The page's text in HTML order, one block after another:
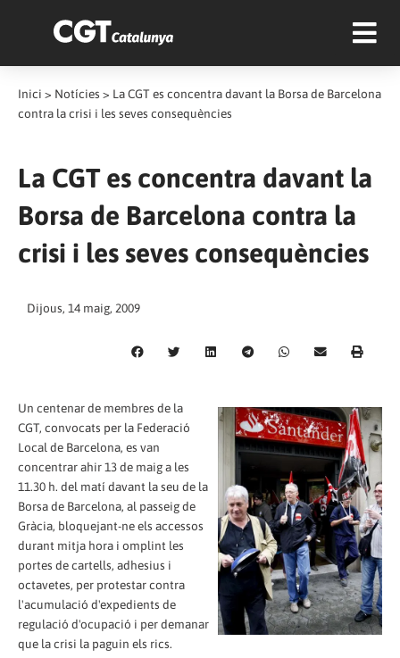
Inici > Notícies > La CGT es concentra davant la Borsa de Barcelona
contra la crisi i les seves consequències
La CGT es concentra davant la
Borsa de Barcelona contra la
crisi i les seves consequències
Dijous, 14 maig, 2009
Un centenar de membres de la
CGT, convocats per la Federació
Local de Barcelona, es van
concentrar ahir 13 de maig a les
11.30 h. del matí davant la seu de la
Borsa de Barcelona, al passeig de
Gràcia, bloquejant-ne els accessos
durant mitja hora i omplint les
portes de cartells, adhesius i
octavetes, per protestar contra
l'acumulació d'expedients de
regulació d'ocupació i per demanar
que la crisi la paguin els rics.